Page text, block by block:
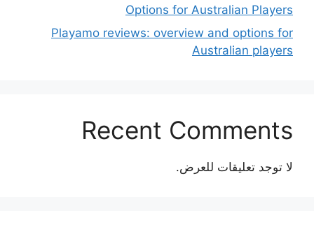
Options for Australian Players
Playamo reviews: overview and options for
Australian players
Recent Comments
لا توجد تعليقات للعرض.